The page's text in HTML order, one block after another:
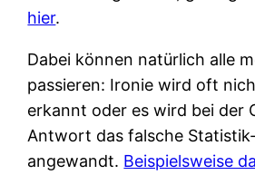
hier.
Dabei können natürlich alle
passieren: Ironie wird oft
erkannt oder es wird bei der
Antwort das falsche
angewandt. Beispielsweise